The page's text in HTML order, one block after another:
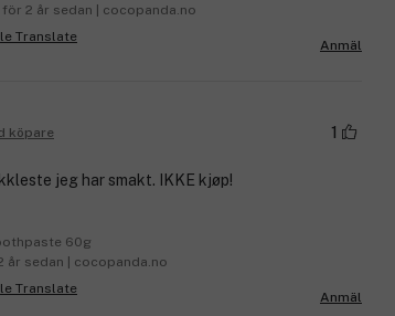
2 år sedan | cocopanda.no
Anmäl
köpare 1
jeg har smakt. IKKE kjøp!
60g
år sedan | cocopanda.no
Anmäl